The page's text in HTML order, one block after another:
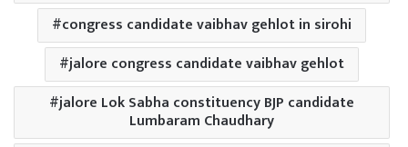
congress candidate vaibhav gehlot in sirohi
jalore congress candidate vaibhav gehlot
jalore Lok Sabha constituency BJP candidate
Lumbaram Chaudhary